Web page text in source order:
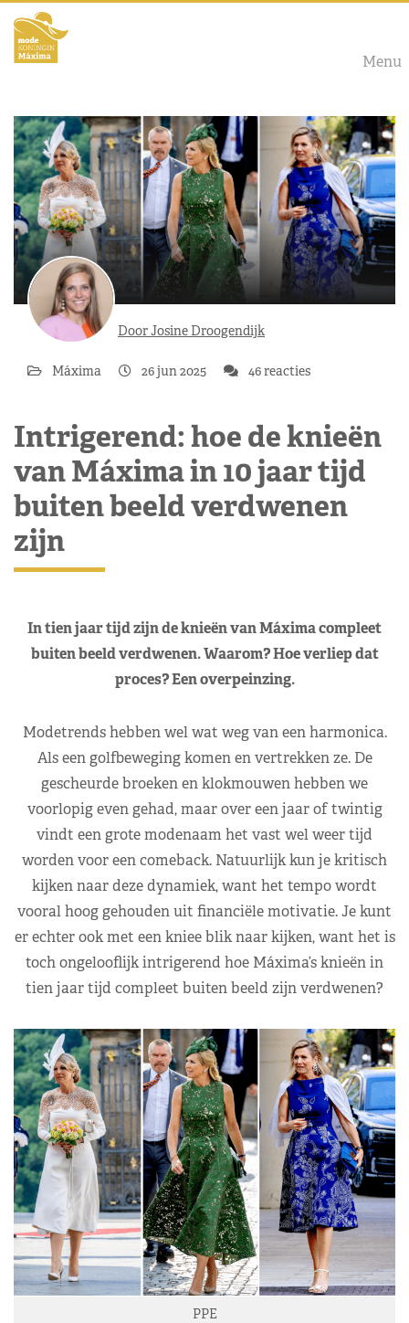
Menu
Door Josine Droogendijk
Máxima 26 jun 2025 46 reacties
Intrigerend: hoe de knieën
van Máxima in 10 jaar tijd
buiten beeld verdwenen
zijn
In tien jaar tijd zijn de knieën van Máxima compleet
buiten beeld verdwenen. Waarom? Hoe verliep dat
proces? Een overpeinzing.
Modetrends hebben wel wat weg van een harmonica.
Als een golfbeweging komen en vertrekken ze. De
gescheurde broeken en klokmouwen hebben we
voorlopig even gehad, maar over een jaar of twintig
vindt een grote modenaam het vast wel weer tijd
worden voor een comeback. Natuurlijk kun je kritisch
kijken naar deze dynamiek, want het tempo wordt
vooral hoog gehouden uit financiële motivatie. Je kunt
er echter ook met een kniee blik naar kijken, want het is
toch ongelooflijk intrigerend hoe Máxima’s knieën in
tien jaar tijd compleet buiten beeld zijn verdwenen?
PPE